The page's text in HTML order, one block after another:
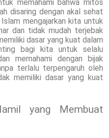
memahami bahwa mitos
disaring dengan akal sehat
mengajarkan kita untuk
dan tidak mudah terjebak
dasar yang kuat dalam
bagi kita untuk selalu
memahami dengan bijak
terlalu terpengaruh oleh
memiliki dasar yang kuat
yang Membuat